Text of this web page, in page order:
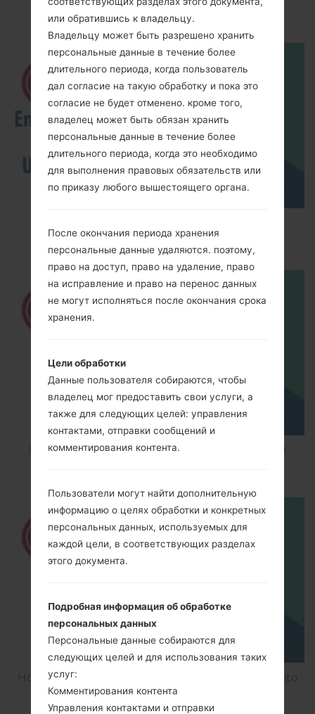
akaLG X Power
Debugging on LG ?
How to Factory Reset through code on LG K8
How to Factory Reset through menu on LG Aristo
MS210?
или обратившись к владельцу.
Владельцу может быть разрешено хранить
персональные данные в течение более
длительного периода, когда пользователь
дал согласие на такую обработку и пока это
согласие не будет отменено. кроме того,
владелец может быть обязан хранить
персональные данные в течение более
длительного периода, когда это необходимо
для выполнения правовых обязательств или
по приказу любого вышестоящего органа.
После окончания периода хранения
персональные данные удаляются. поэтому,
право на доступ, право на удаление, право
на исправление и право на перенос данных
не могут исполняться после окончания срока
хранения.
Цели обработки
Данные пользователя собираются, чтобы
владелец мог предоставить свои услуги, а
также для следующих целей: управления
контактами, отправки сообщений и
комментирования контента.
Пользователи могут найти дополнительную
информацию о целях обработки и конкретных
персональных данных, используемых для
каждой цели, в соответствующих разделах
этого документа.
Подробная информация об обработке
персональных данных
Персональные данные собираются для
следующих целей и для использования таких
услуг:
Комментирования контента
Управления контактами и отправки